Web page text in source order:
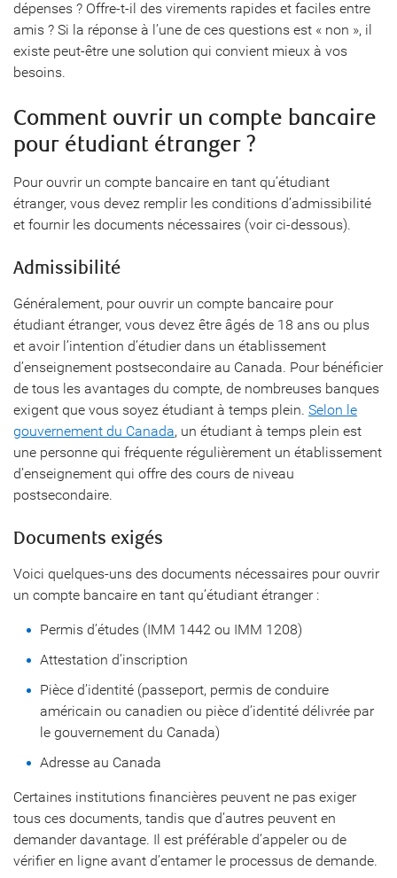
dépenses ? Offre-t-il des virements rapides et faciles entre
amis ? Si la réponse à l’une de ces questions est « non », il
existe peut-être une solution qui convient mieux à vos
besoins.
Comment ouvrir un compte bancaire
pour étudiant étranger ?
Pour ouvrir un compte bancaire en tant qu’étudiant
étranger, vous devez remplir les conditions d’admissibilité
et fournir les documents nécessaires (voir ci-dessous).
Admissibilité
Généralement, pour ouvrir un compte bancaire pour
étudiant étranger, vous devez être âgés de 18 ans ou plus
et avoir l’intention d’étudier dans un établissement
d’enseignement postsecondaire au Canada. Pour bénéficier
de tous les avantages du compte, de nombreuses banques
exigent que vous soyez étudiant à temps plein. Selon le
gouvernement du Canada, un étudiant à temps plein est
une personne qui fréquente régulièrement un établissement
d’enseignement qui offre des cours de niveau
postsecondaire.
Documents exigés
Voici quelques-uns des documents nécessaires pour ouvrir
un compte bancaire en tant qu’étudiant étranger :
Permis d’études (IMM 1442 ou IMM 1208)
Attestation d’inscription
Pièce d’identité (passeport, permis de conduire
américain ou canadien ou pièce d’identité délivrée par
le gouvernement du Canada)
Adresse au Canada
Certaines institutions financières peuvent ne pas exiger
tous ces documents, tandis que d’autres peuvent en
demander davantage. Il est préférable d’appeler ou de
vérifier en ligne avant d’entamer le processus de demande.